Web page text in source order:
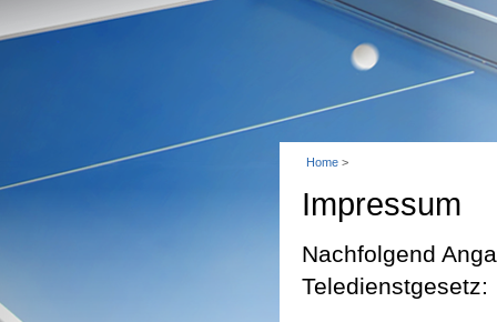
Home >
Impressum
Nachfolgend
Teledienstgesetz: